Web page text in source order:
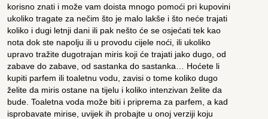
korisno znati i može vam doista mnogo pomoći pri kupovini
ukoliko tragate za nečim što je malo lakše i što neće trajati
koliko i dugi letnji dani ili pak nešto će se osjećati tek kao
nota dok ste napolju ili u provodu cijele noći, ili ukoliko
upravo tražite dugotrajan miris koji će trajati jako dugo, od
zabave do zabave, od sastanka do sastanka… Hoćete li
kupiti parfem ili toaletnu vodu, zavisi o tome koliko dugo
želite da miris ostane na tijelu i koliko intenzivan želite da
bude. Toaletna voda može biti i priprema za parfem, a kad
isprobavate mirise, uvijek ih probajte u onoj verziji koju